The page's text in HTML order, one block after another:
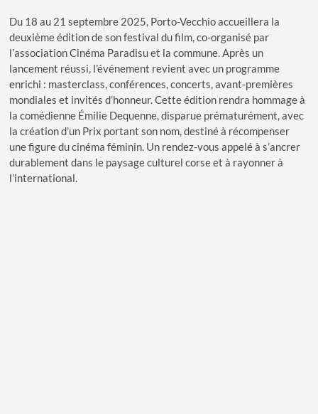
Du 18 au 21 septembre 2025, Porto-Vecchio accueillera la
deuxième édition de son festival du film, co-organisé par
l’association Cinéma Paradisu et la commune. Après un
lancement réussi, l’événement revient avec un programme
enrichi : masterclass, conférences, concerts, avant-premières
mondiales et invités d’honneur. Cette édition rendra hommage à
la comédienne Émilie Dequenne, disparue prématurément, avec
la création d’un Prix portant son nom, destiné à récompenser
une figure du cinéma féminin. Un rendez-vous appelé à s’ancrer
durablement dans le paysage culturel corse et à rayonner à
l’international.